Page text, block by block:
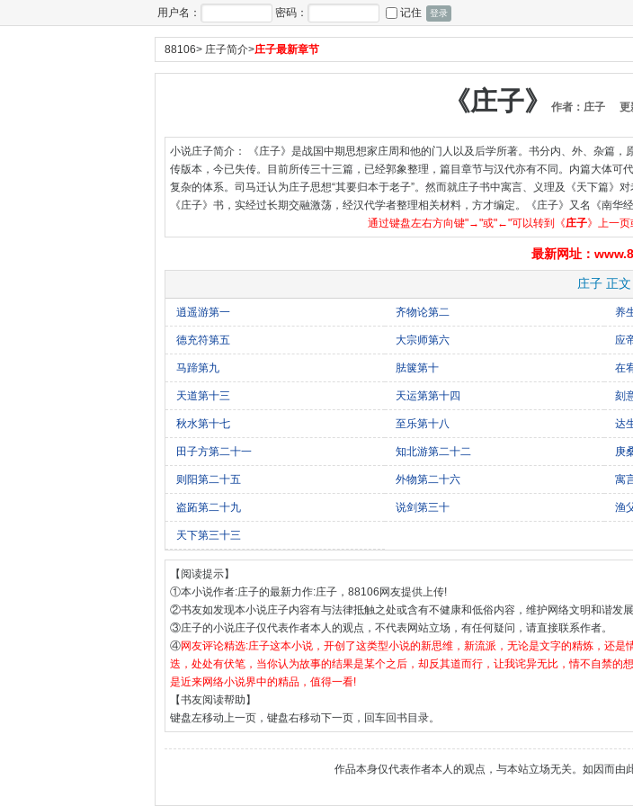
用户名： 密码： 记住
88106> 庄子简介>庄子最新章节
《庄子》 作者：庄子 更
小说庄子简介： 《庄子》是战国中期思想家庄周和他的门人以及后学所著。书分内、外、杂篇
传版本，今已失传。目前所传三十三篇，已经郭象整理，篇目章节与汉代亦有不同。内篇大体
复杂的体系。司马迁认为庄子思想“其要归本于老子”。然而就庄子书中寓言、义理及《天下篇》
《庄子》书，实经过长期交融激荡，经汉代学者整理相关材料，方才编定。《庄子》又名《南华经
通过键盘左右方向键"→"或"←"可以转到《庄子》上一页
最新网址：
庄子 正文
逍遥游第一 齐物论第二 养
德充符第五 大宗师第六 应
马蹄第九 胠箧第十 在
天道第十三 天运第第十四 刻
秋水第十七 至乐第十八 达
田子方第二十一 知北游第二十二 庚
则阳第二十五 外物第二十六 寓
盗跖第二十九 说剑第三十 渔
天下第三十三
【阅读提示】
①本小说作者:庄子的最新力作:庄子，88106网友提供上传!
②书友如发现本小说庄子内容有与法律抵触之处或含有不健康和低俗内容，维护网络文明和谐发
③庄子的小说庄子仅代表作者本人的观点，不代表网站立场，有任何疑问，请直接联系作者。
④网友评论精选:庄子这本小说，开创了这类型小说的新思维，新流派，无论是文字的精炼，还
迭，处处有伏笔，当你认为故事的结果是某个之后，却反其道而行，让我诧异无比，情不自禁的
是近来网络小说界中的精品，值得一看!
【书友阅读帮助】
键盘左移动上一页，键盘右移动下一页，回车回书目录。
作品本身仅代表作者本人的观点，与本站立场无关。如因而由